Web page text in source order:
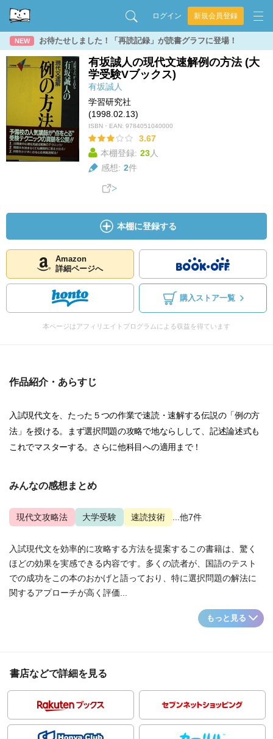
ログイン 新規会員登録
NEW お待たせしました！「再読記録」が読書グラフに登場！
有坂誠人の現代文速解例の方法 (大
学受験Vブックス)
有坂誠人
学習研究社
(1998.02.13)
ISBN・EAN: 9784051040000
3.67
本棚登録: 23人
感想: 2件
本棚に登録する
Amazon
詳細ページへ
購入ストア一覧
本ページはアフィリエイトプログラムによる収益を得ています
作品紹介・あらすじ
入試現代文を、たった５つの作業で速読・速解する伝説の「例の方
法」を授ける。まず選択問題の攻略で地ならしして、記述論述式も
これでマスターする。さらに他科目への適用まで！
みんなの感想まとめ
現代文攻略法 大学受験 速読技術 ...他7件
入試現代文を効率的に攻略する方法を提案するこの書籍は、驚く
ほどの効果を実感できる内容です。多くの読者が、国語のテスト
での成功をこの本のおかげと語っており、特に選択問題の解法に
関するアプローチが高く評価...
もっと見る
書店などで詳細を見る